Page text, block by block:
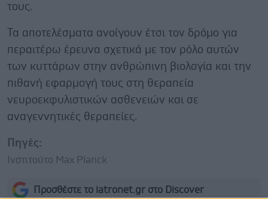
τους.
Τα αποτελέσματα ανοίγουν έτσι τον δρόμο για
περαιτέρω έρευνα σχετικά με τον ρόλο αυτών
των κυττάρων στην ανθρώπινη βιολογία και την
πιθανή εφαρμογή τους στη θεραπεία
νευροεκφυλιστικών ασθενειών και σε
αναγεννητικές θεραπείες.
Πηγές:
Ινστιτούτο Max Planck
Προσθέστε το iatronet.gr στο Discover